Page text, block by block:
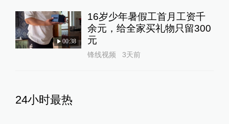
00:38
16岁少年暑假工首月工资千
余元，给全家买礼物只留300
元
锋线视频 3天前
24小时最热